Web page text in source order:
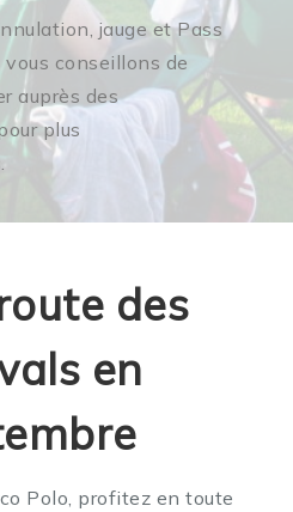
jauge et Pass
conseillons de
auprès des
plus
des
en
Polo, profitez en toute